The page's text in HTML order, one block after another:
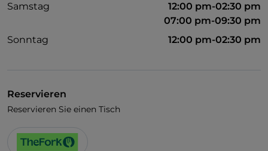
Samstag
12:00 pm-02:30 pm
07:00 pm-09:30 pm
Sonntag
12:00 pm-02:30 pm
Reservieren
Reservieren Sie einen Tisch